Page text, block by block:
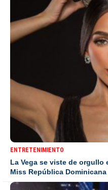
ENTRETENIMIENTO
La Vega se viste de
Miss República